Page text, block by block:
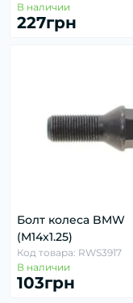
В наличии
227грн
Болт колеса BMW
(M14x1.25)
Код товара: RWS3917
В наличии
103грн